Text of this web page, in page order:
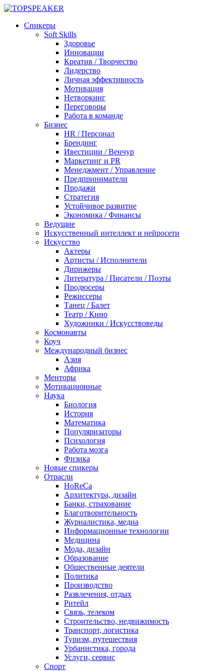
Спикеры
Soft Skills
Здоровье
Инновации
Креатив / Творчество
Лидерство
Личная эффективность
Мотивация
Нетворкинг
Переговоры
Работа в команде
Бизнес
HR / Персонал
Брендинг
Ивестиции / Венчур
Маркетинг и PR
Менеджмент / Управление
Предприниматели
Продажи
Стратегия
Устойчивое развитие
Экономика / Финансы
Ведущие
Искусственный интеллект и нейросети
Искусство
Актеры
Артисты / Исполнители
Дирижеры
Литература / Писатели / Поэты
Продюсеры
Режиссеры
Танец / Балет
Театр / Кино
Художники / Искусствоведы
Космонавты
Коуч
Международный бизнес
Азия
Африка
Менторы
Мотивационные
Наука
Биология
История
Математика
Популяризаторы
Психология
Работа мозга
Физика
Новые спикеры
Отрасли
HoReCa
Архитектура, дизайн
Банки, страхование
Благотворительность
Журналистика, медиа
Информационные технологии
Медицина
Мода, дизайн
Образование
Общественные деятели
Политика
Производство
Развлечения, отдых
Ритейл
Связь, телеком
Строительство, недвижимость
Транспорт, логистика
Туризм, путешествия
Урбанистика, города
Услуги, сервис
Спорт